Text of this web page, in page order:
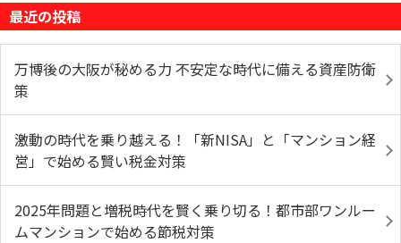
最近の投稿
万博後の大阪が秘める力 不安定な時代に備える資産防衛
策
激動の時代を乗り越える！「新NISA」と「マンション経
営」で始める賢い税金対策
2025年問題と増税時代を賢く乗り切る！都市部ワンルー
ムマンションで始める節税対策